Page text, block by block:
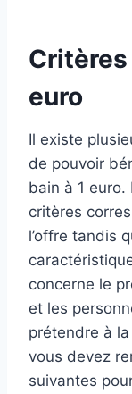
Critères
euro
Il existe
de pouvoir
bain à 1
critères
l’offre tandis
concerne le
et les
prétendre à la
vous devez
suivantes